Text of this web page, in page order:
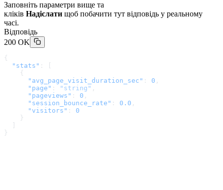
Заповніть параметри вище та
кліків Надіслати щоб побачити тут відповідь у реальному
часі.
Відповідь
200 OK
{
  "stats"
: [
    {
      "avg_page_visit_duration_sec"
: 0 ,
      "page"
: "string" ,
      "pageviews"
: 0 ,
      "session_bounce_rate"
: 0.0 ,
      "visitors"
: 0
    }
}